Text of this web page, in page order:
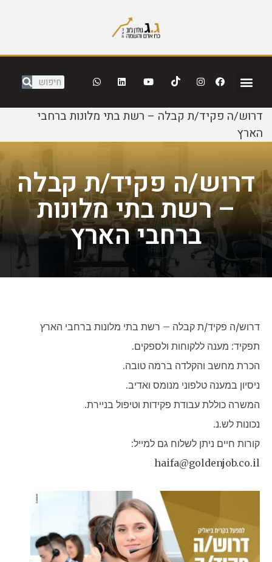
דרוש/ה פקיד/ת קבלה – רשת בתי מלונות ברחבי
הארץ
דרוש/ה פקיד/ת קבלה
– רשת בתי מלונות
ברחבי הארץ
דרוש/ה פקיד/ת קבלה – רשת בתי מלונות ברחבי הארץ
תפקיד: מענה ללקוחות ולספקים.
הכרת מחשב והקלדה ברמה טובה.
ניסיון במענה טלפוני מנומס ואדיב.
המשרה כוללת עבודת פקידות וטיפול בניירת.
נכונות לש.נ.
קורות חיים ניתן לשלוח גם למייל:
haifa@goldenjob.co.il